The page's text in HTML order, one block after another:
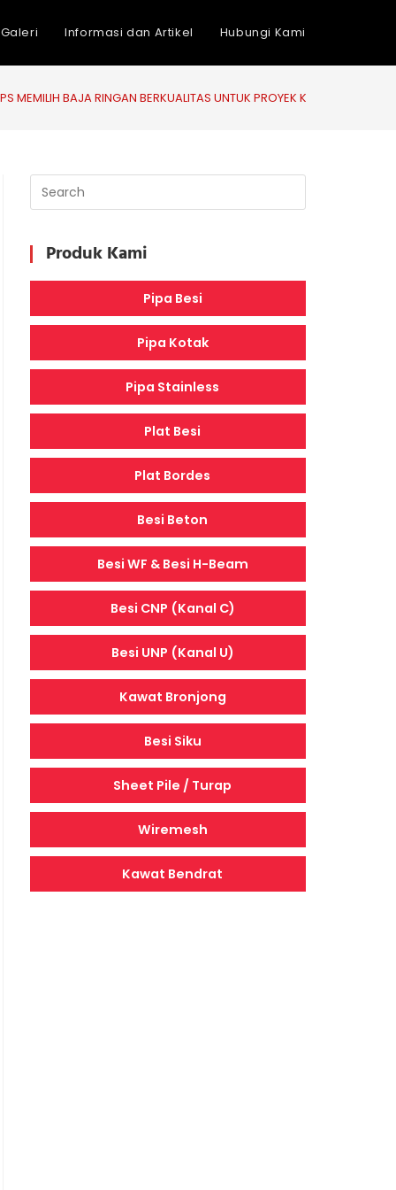
Galeri Informasi dan Artikel Hubungi Kami
MEMILIH BAJA RINGAN BERKUALITAS UNTUK PROYEK KONSTRUKSI
Produk Kami
Pipa Besi
Pipa Kotak
Pipa Stainless
Plat Besi
Plat Bordes
Besi Beton
Besi WF & Besi H-Beam
Besi CNP (Kanal C)
Besi UNP (Kanal U)
Kawat Bronjong
Besi Siku
Sheet Pile / Turap
Wiremesh
Kawat Bendrat